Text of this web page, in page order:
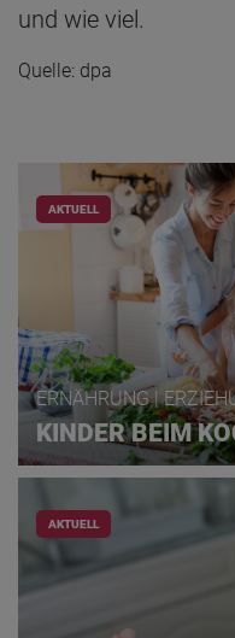
und wie viel.
Quelle: dpa
AKTUELL
ERNÄHRUNG |
KINDER BEIM
AKTUELL